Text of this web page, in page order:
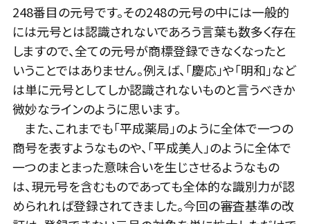
248番目の元号です。その248の元号の中には一般的
には元号とは認識されないであろう言葉も数多く存在
しますので、全ての元号が商標登録できなくなったと
いうことではありません。例えば、「慶応」や「明和」など
は単に元号としてしか認識されないものと言うべきか
微妙なラインのように思います。
また、これまでも「平成薬局」のように全体で一つの
商号を表すようなものや、「平成美人」のように全体で
一つのまとまった意味合いを生じさせるようなもの
は、現元号を含むものであっても全体的な識別力が認
められれば登録されてきました。今回の審査基準の改